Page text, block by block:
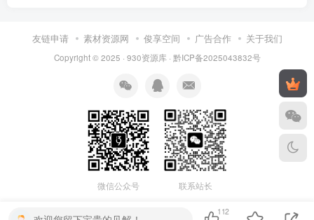
友链申请 素材资源网 俊享空间 广告合作 关于我们
Copyright © 2025 · 930资源库· 黔ICP备2025043832号
微信公众号 联系站长
112